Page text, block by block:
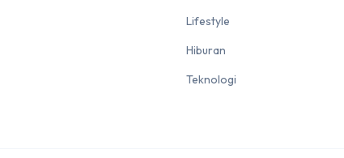
Lifestyle
Hiburan
Teknologi